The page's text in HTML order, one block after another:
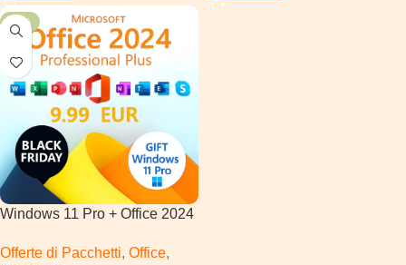
-80%
Windows 11 Pro + Office 2024
Offerte di Pacchetti, Office,